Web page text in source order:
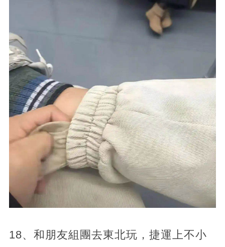
18、和朋友組團去東北玩，捷運上不小